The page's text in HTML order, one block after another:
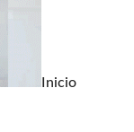
Inicio